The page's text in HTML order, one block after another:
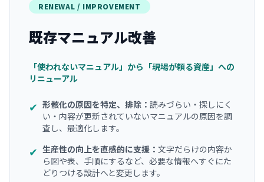
RENEWAL / IMPROVEMENT
既存マニュアル改善
「使われないマニュアル」から「現場が頼る資産」への
リニューアル
✔ 形骸化の原因を特定、排除： 読みづらい・探しにく
い・内容が更新されていないマニュアルの原因を調
査し、最適化します。
✔ 生産性の向上を直感的に支援： 文字だらけの内容か
ら図や表、手順にするなど、必要な情報へすぐにた
どりつける設計へと変更します。